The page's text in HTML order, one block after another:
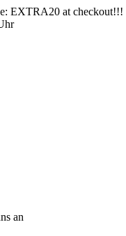
EXTRA20 at checkout!!!
an